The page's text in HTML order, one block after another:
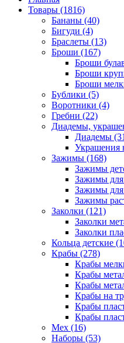
Товары (1816)
Бананы (40)
Бигуди (4)
Браслеты (13)
Броши (167)
Броши
Броши
Броши
Бублики (5)
Воротники (4)
Гребни (22)
Диадемы,
Диадемы
Украшения
Зажимы (168)
Зажимы
Зажимы для
Зажимы для
Зажимы
Заколки (121)
Заколки
Заколки
Кольца детские
Крабы (278)
Крабы
Крабы
Крабы
Крабы на
Крабы
Крабы
Мех (16)
Наборы (53)